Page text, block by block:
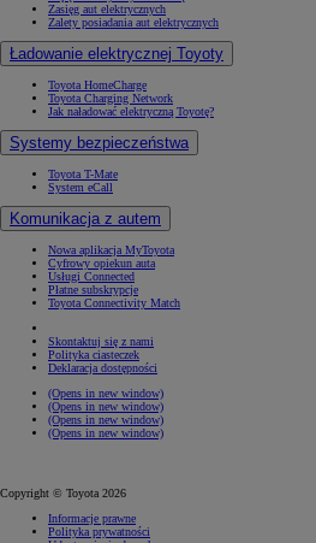
Zasięg aut elektrycznych
Zalety posiadania aut elektrycznych
Ładowanie elektrycznej Toyoty
Toyota HomeCharge
Toyota Charging Network
Jak naładować elektryczną Toyotę?
Systemy bezpieczeństwa
Toyota T-Mate
System eCall
Komunikacja z autem
Nowa aplikacja MyToyota
Cyfrowy opiekun auta
Usługi Connected
Płatne subskrypcje
Toyota Connectivity Match
Skontaktuj się z nami
Polityka ciasteczek
Deklaracja dostępności
(Opens in new window)
(Opens in new window)
(Opens in new window)
(Opens in new window)
Copyright © Toyota 2026
Informacje prawne
Polityka prywatności